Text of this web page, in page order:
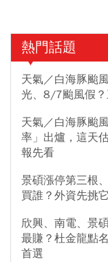
熱門話題
天氣／白海豚颱
光、8/7颱風假
天氣／白海豚颱
率」出爐，這天
報先看
景碩漲停第三根
買誰？外資先挑
欣興、南電、景
最賺？杜金龍點
首選